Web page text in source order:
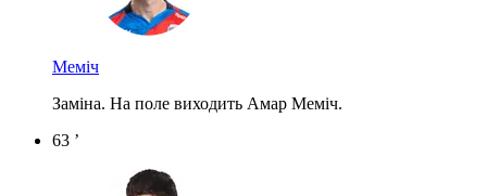
Меміч
Заміна. На поле виходить Амар Меміч.
63 ’